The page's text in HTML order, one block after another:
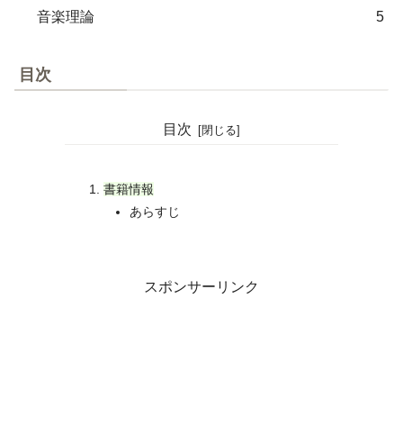
音楽理論 5
目次
目次
書籍情報
あらすじ
スポンサーリンク